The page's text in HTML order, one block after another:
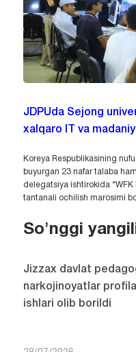
JDPUda Sejong
xalqaro IT va
Koreya Respublikasining
buyurgan 23 nafar talaba
delegatsiya ishtirokida
tantanali ochilish marosimi
So'nggi
Jizzax davlat
narkojinoyatlar
ishlari olib borildi